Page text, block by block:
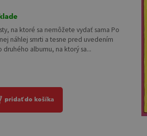
na ktoré sa nemôžete vydať sama Po
náhlej smrti a tesne pred uvedením
druhého albumu, na ktorý sa...
pridať do košíka